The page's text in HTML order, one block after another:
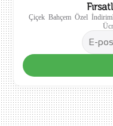
Çiçek Bahçem Özel